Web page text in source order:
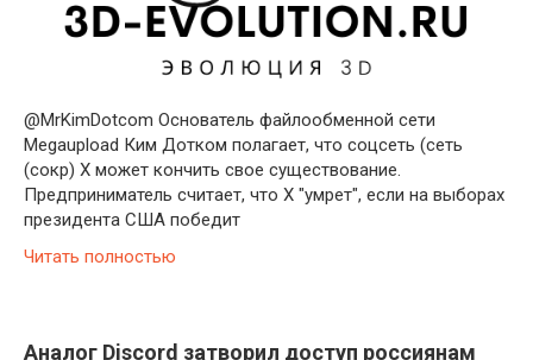
@MrKimDotcom Основатель файлообменной сети
Megaupload Ким Дотком полагает, что соцсеть (сеть
(сокр) X может кончить свое существование.
Предприниматель считает, что X "умрет", если на выборах
президента США победит
Читать полностью
Аналог Discord затворил доступ россиянам